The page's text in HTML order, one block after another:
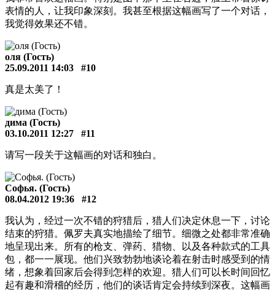
表情的人，让我印象深刻。我甚至根据这幅画写了一个对话，
我觉得效果还不错。
оля (Гость)
25.09.2011 14:03
#10
真是太美了！
дима (Гость)
03.10.2011 12:27
#11
请写一段关于这幅画的对话和独白。
Софья. (Гость)
08.04.2012 19:36
#12
我认为，经过一次不错的狩猎后，猎人们决定休息一下，讨论
结束的狩猎。佩罗夫真实地描绘了细节。细微之处都非常准确
地呈现出来。所有的枪支、弹药、猎物、以及各种款式的工具
包，都一一展现。他们兴致勃勃地谈论着在射击时感受到的情
绪，想象着回家后会得到怎样的欢迎。猎人们可以长时间回忆
起有趣和滑稽的经历，他们的谈话肯定会持续到深夜。这幅画